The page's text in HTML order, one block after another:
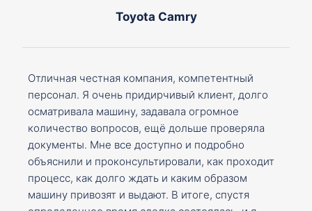
Toyota Camry
Отличная честная компания, компетентный
персонал. Я очень придирчивый клиент, долго
осматривала машину, задавала огромное
количество вопросов, ещё дольше проверяла
документы. Мне все доступно и подробно
объяснили и проконсультировали, как проходит
процесс, как долго ждать и каким образом
машину привозят и выдают. В итоге, спустя